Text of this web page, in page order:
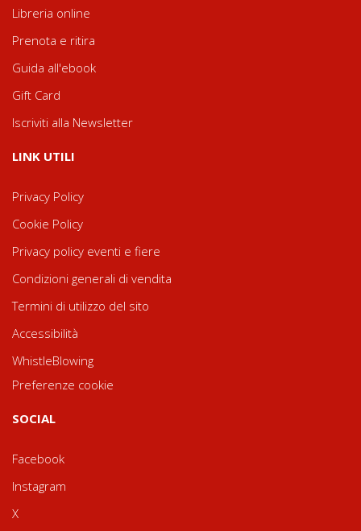
Libreria online
Prenota e ritira
Guida all'ebook
Gift Card
Iscriviti alla Newsletter
LINK UTILI
Privacy Policy
Cookie Policy
Privacy policy eventi e fiere
Condizioni generali di vendita
Termini di utilizzo del sito
Accessibilità
WhistleBlowing
Preferenze cookie
SOCIAL
Facebook
Instagram
X